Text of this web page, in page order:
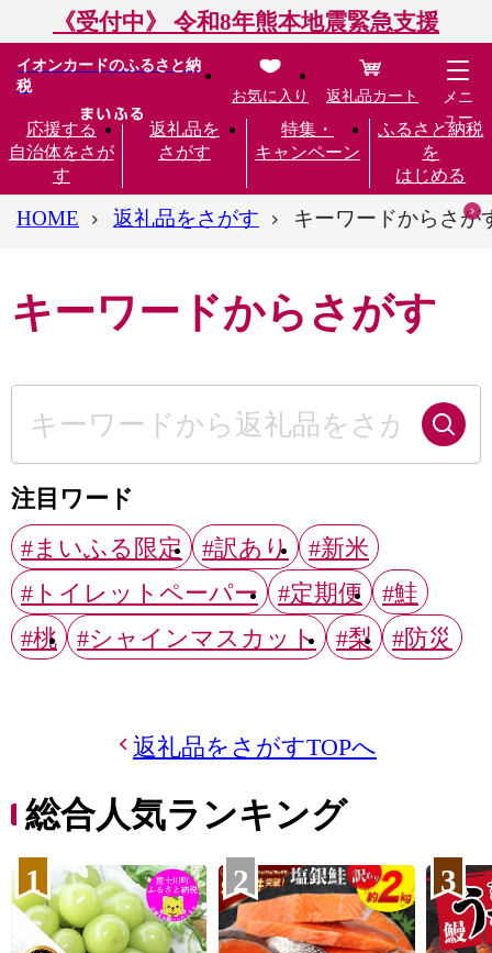
《受付中》 令和8年熊本地震緊急支援
イオンカードのふるさと納
税
応援する
自治体をさが
す
返礼品を
さがす
特集・
キャンペーン
ふるさと納税
を
はじめる
お気に入り 返礼品カート
メニ
ュー
HOME 返礼品をさがす キーワードからさが
キーワードからさがす
注目ワード
#まいふる限定
#訳あり
#新米
#トイレットペーパー
#定期便
#鮭
#桃
#シャインマスカット #梨 #防災
返礼品をさがすTOPへ
総合人気ランキング
1 2 3